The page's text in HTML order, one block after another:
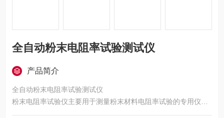
全自动粉末电阻率试验测试仪
产品简介
全自动粉末电阻率试验测试仪
粉末电阻率试验仪主要用于测量粉末材料电阻率试验的专用仪器.
由于粉末材料的密实度不同,在松装和振实密度条件下,所测试得到